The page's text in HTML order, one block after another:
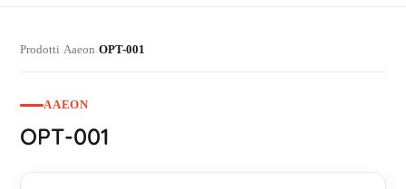
Prodotti›Aaeon›OPT-001
AAEON
OPT-001